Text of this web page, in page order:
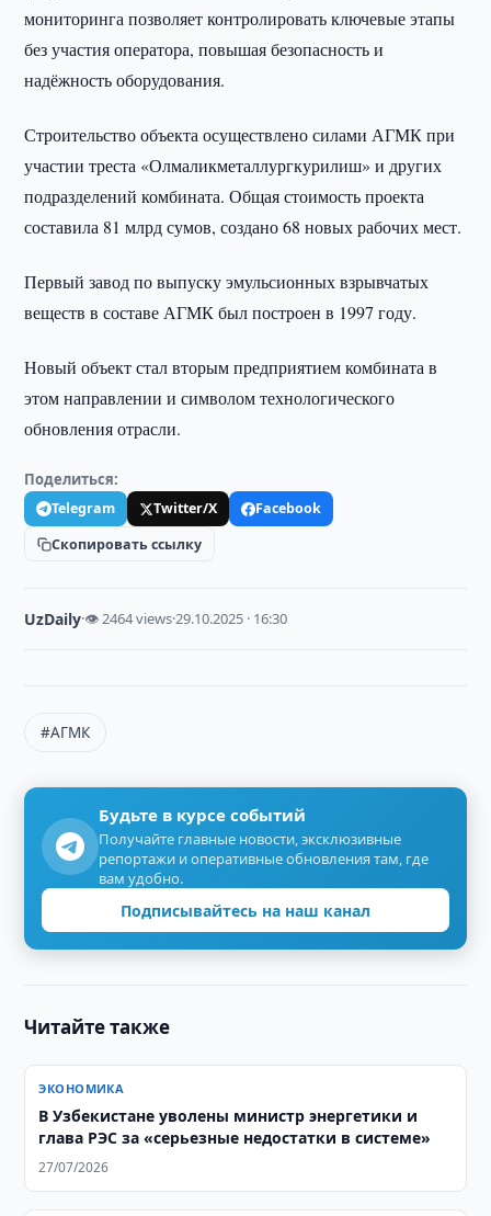
мониторинга позволяет контролировать ключевые этапы
без участия оператора, повышая безопасность и
надёжность оборудования.
Строительство объекта осуществлено силами АГМК при
участии треста «Олмаликметаллургкурилиш» и других
подразделений комбината. Общая стоимость проекта
составила 81 млрд сумов, создано 68 новых рабочих мест.
Первый завод по выпуску эмульсионных взрывчатых
веществ в составе АГМК был построен в 1997 году.
Новый объект стал вторым предприятием комбината в
этом направлении и символом технологического
обновления отрасли.
Поделиться:
Telegram Twitter/X
Facebook
Скопировать ссылку
UzDaily·👁 2464 views·29.10.2025 · 16:30
#АГМК
Будьте в курсе событий
Получайте главные новости, эксклюзивные
репортажи и оперативные обновления там, где
вам удобно.
Подписывайтесь на наш канал
Читайте также
ЭКОНОМИКА
В Узбекистане уволены министр энергетики и
глава РЭС за «серьезные недостатки в системе»
27/07/2026